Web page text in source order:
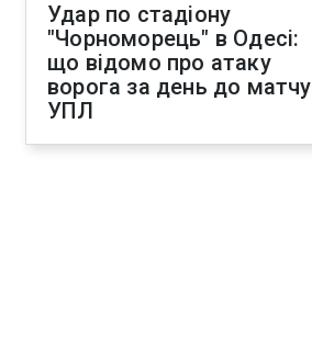
Удар по стадіону
"Чорноморець" в Одесі:
що відомо про атаку
ворога за день до матчу
УПЛ